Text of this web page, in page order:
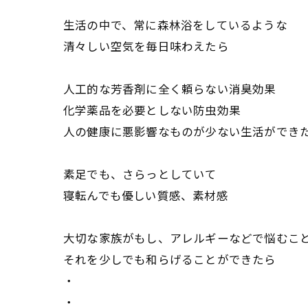
生活の中で、常に森林浴をしているような
清々しい空気を毎日味わえたら
人工的な芳香剤に全く頼らない消臭効果
化学薬品を必要としない防虫効果
人の健康に悪影響なものが少ない生活ができ
素足でも、さらっとしていて
寝転んでも優しい質感、素材感
大切な家族がもし、アレルギーなどで悩むこ
それを少しでも和らげることができたら
・
・